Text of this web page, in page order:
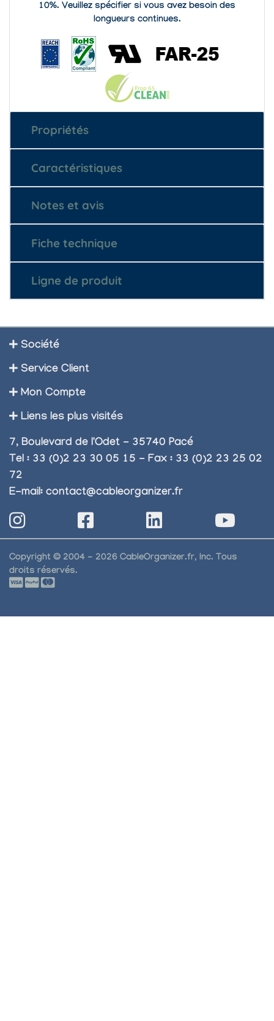
10%. Veuillez spécifier si vous avez besoin des
longueurs continues.
Propriétés
Caractéristiques
Notes et avis
Fiche technique
Ligne de produit
Société
Service Client
Mon Compte
Liens les plus visités
7, Boulevard de l'Odet - 35740 Pacé
Tel : 33 (0)2 23 30 05 15 - Fax : 33 (0)2 23 25 02
72
E-mail: contact@cableorganizer.fr
Copyright © 2004 - 2026 CableOrganizer.fr, Inc. Tous
droits réservés.